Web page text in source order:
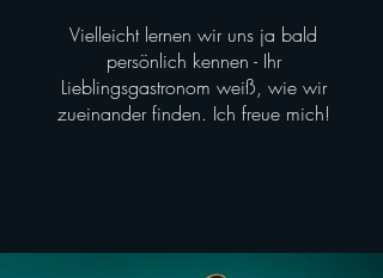
Vielleicht lernen wir uns ja bald
persönlich kennen - Ihr
Lieblingsgastronom weiß, wie wir
zueinander finden. Ich freue mich!